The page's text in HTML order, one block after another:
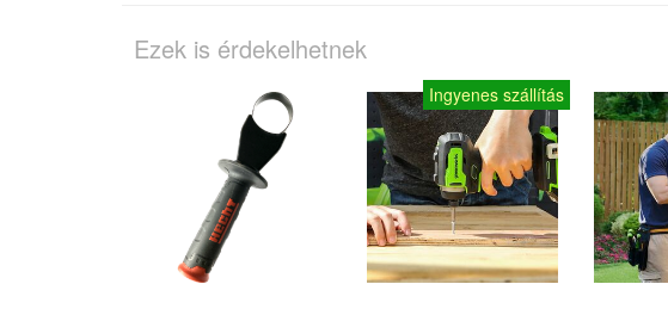
Ezek is érdekelhetnek
Ingyenes szállítás